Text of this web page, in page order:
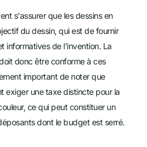
s'assurer que les dessins en
du dessin, qui est de fournir
informatives de l'invention. La
donc être conforme à ces
important de noter que
exiger une taxe distincte pour la
ce qui peut constituer un
dont le budget est serré.